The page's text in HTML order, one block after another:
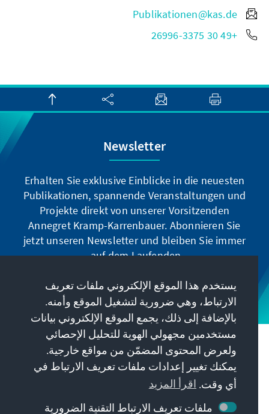
Publikationen@kas.de
+49 30 26996-3375
Newsletter
Erhalten Sie exklusive Einblicke in die neuesten
Publikationen, spannende Veranstaltungen und
Projekte direkt von unserer Vorsitzenden
Annegret Kramp-Karrenbauer. Abonnieren Sie
jetzt unseren Newsletter und bleiben Sie immer
auf dem Laufenden.
Jetzt abonnieren
مهمتنا
معلومات الاتصال
يستخدم هذا الموقع الإلكتروني ملفات تعريف
الارتباط، وهي ضرورية لتشغيل الموقع وأمنه.
بالإضافة إلى ذلك، يجمع الموقع الإلكتروني بيانات
مستخدمين مجهولي الهوية للتحليل الإحصائي
ولعرض المحتوى المضمّن من مواقع خارجية.
يمكنك تغيير إعدادات ملفات تعريف الارتباط في
أي وقت. اقرأ المزيد
ملفات تعريف الارتباط التقنية الضرورية